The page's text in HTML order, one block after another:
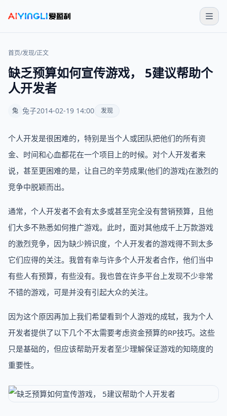
首页/发现/正文
缺乏预算如何宣传游戏， 5建议帮助个
人开发者
兔 兔子2014-02-19 14:00 发现
个人开发是很困难的，特别是当个人或团队把他们的所有资
金、时间和心血都花在一个项目上的时候。对个人开发者来
说，甚至更困难的是，让自己的辛劳成果(他们的游戏)在激烈的
竞争中脱颖而出。
通常，个人开发者不会有太多或甚至完全没有营销预算，且他
们大多不熟悉如何推广游戏。此时，面对其他成千上万款游戏
的激烈竞争，因为缺少辨识度，个人开发者的游戏得不到太多
它们应得的关注。我曾有幸与许多个人开发者合作，他们当中
有些人有预算，有些没有。我也曾在许多平台上发现不少非常
不错的游戏，可是并没有引起大众的关注。
因为这个原因再加上我们希望看到个人游戏的成轼，我为个人
开发者提供了以下几个不太需要考虑资金预算的RP技巧。这些
只是基础的，但应该帮助开发者至少理解保证游戏的知晓度的
重要性。